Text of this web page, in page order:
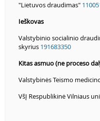
"Lietuvos draudimas"
Ieškovas
Valstybinio socialinio
skyrius 191683350
Kitas asmuo (ne proceso
Valstybinės Teismo
VšĮ Respublikinė Vilniaus